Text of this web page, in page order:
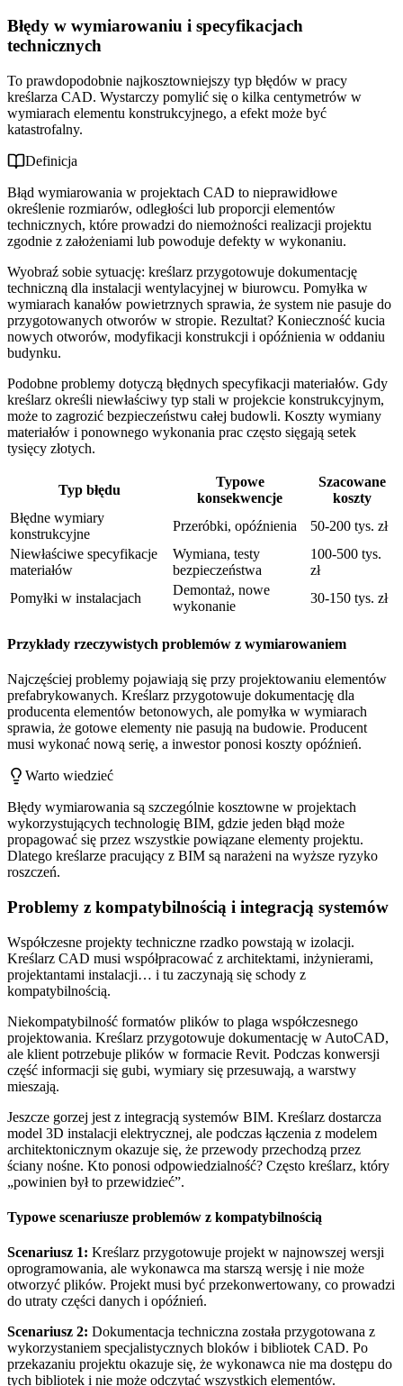
Błędy w wymiarowaniu i specyfikacjach
technicznych
To prawdopodobnie najkosztowniejszy typ błędów w pracy
kreślarza CAD. Wystarczy pomylić się o kilka centymetrów w
wymiarach elementu konstrukcyjnego, a efekt może być
katastrofalny.
Definicja
Błąd wymiarowania w projektach CAD to nieprawidłowe
określenie rozmiarów, odległości lub proporcji elementów
technicznych, które prowadzi do niemożności realizacji projektu
zgodnie z założeniami lub powoduje defekty w wykonaniu.
Wyobraź sobie sytuację: kreślarz przygotowuje dokumentację
techniczną dla instalacji wentylacyjnej w biurowcu. Pomyłka w
wymiarach kanałów powietrznych sprawia, że system nie pasuje do
przygotowanych otworów w stropie. Rezultat? Konieczność kucia
nowych otworów, modyfikacji konstrukcji i opóźnienia w oddaniu
budynku.
Podobne problemy dotyczą błędnych specyfikacji materiałów. Gdy
kreślarz określi niewłaściwy typ stali w projekcie konstrukcyjnym,
może to zagrozić bezpieczeństwu całej budowli. Koszty wymiany
materiałów i ponownego wykonania prac często sięgają setek
tysięcy złotych.
Typ błędu
Typowe
konsekwencje
Szacowane
koszty
Błędne wymiary
konstrukcyjne
Przeróbki, opóźnienia
50-200 tys. zł
Niewłaściwe specyfikacje
materiałów
Wymiana, testy
bezpieczeństwa
100-500 tys.
zł
Pomyłki w instalacjach
Demontaż, nowe
wykonanie
30-150 tys. zł
Przykłady rzeczywistych problemów z wymiarowaniem
Najczęściej problemy pojawiają się przy projektowaniu elementów
prefabrykowanych. Kreślarz przygotowuje dokumentację dla
producenta elementów betonowych, ale pomyłka w wymiarach
sprawia, że gotowe elementy nie pasują na budowie. Producent
musi wykonać nową serię, a inwestor ponosi koszty opóźnień.
Warto wiedzieć
Błędy wymiarowania są szczególnie kosztowne w projektach
wykorzystujących technologię BIM, gdzie jeden błąd może
propagować się przez wszystkie powiązane elementy projektu.
Dlatego kreślarze pracujący z BIM są narażeni na wyższe ryzyko
roszczeń.
Problemy z kompatybilnością i integracją systemów
Współczesne projekty techniczne rzadko powstają w izolacji.
Kreślarz CAD musi współpracować z architektami, inżynierami,
projektantami instalacji… i tu zaczynają się schody z
kompatybilnością.
Niekompatybilność formatów plików to plaga współczesnego
projektowania. Kreślarz przygotowuje dokumentację w AutoCAD,
ale klient potrzebuje plików w formacie Revit. Podczas konwersji
część informacji się gubi, wymiary się przesuwają, a warstwy
mieszają.
Jeszcze gorzej jest z integracją systemów BIM. Kreślarz dostarcza
model 3D instalacji elektrycznej, ale podczas łączenia z modelem
architektonicznym okazuje się, że przewody przechodzą przez
ściany nośne. Kto ponosi odpowiedzialność? Często kreślarz, który
„powinien był to przewidzieć”.
Typowe scenariusze problemów z kompatybilnością
Scenariusz 1: Kreślarz przygotowuje projekt w najnowszej wersji
oprogramowania, ale wykonawca ma starszą wersję i nie może
otworzyć plików. Projekt musi być przekonwertowany, co prowadzi
do utraty części danych i opóźnień.
Scenariusz 2: Dokumentacja techniczna została przygotowana z
wykorzystaniem specjalistycznych bloków i bibliotek CAD. Po
przekazaniu projektu okazuje się, że wykonawca nie ma dostępu do
tych bibliotek i nie może odczytać wszystkich elementów.